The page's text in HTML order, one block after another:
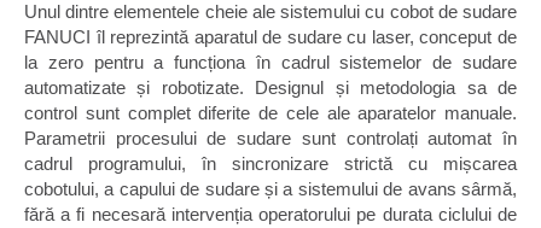
Unul dintre elementele cheie ale sistemului cu cobot de sudare
FANUCI îl reprezintă aparatul de sudare cu laser, conceput de
la zero pentru a funcționa în cadrul sistemelor de sudare
automatizate și robotizate. Designul și metodologia sa de
control sunt complet diferite de cele ale aparatelor manuale.
Parametrii procesului de sudare sunt controlați automat în
cadrul programului, în sincronizare strictă cu mișcarea
cobotului, a capului de sudare și a sistemului de avans sârmă,
fără a fi necesară intervenția operatorului pe durata ciclului de